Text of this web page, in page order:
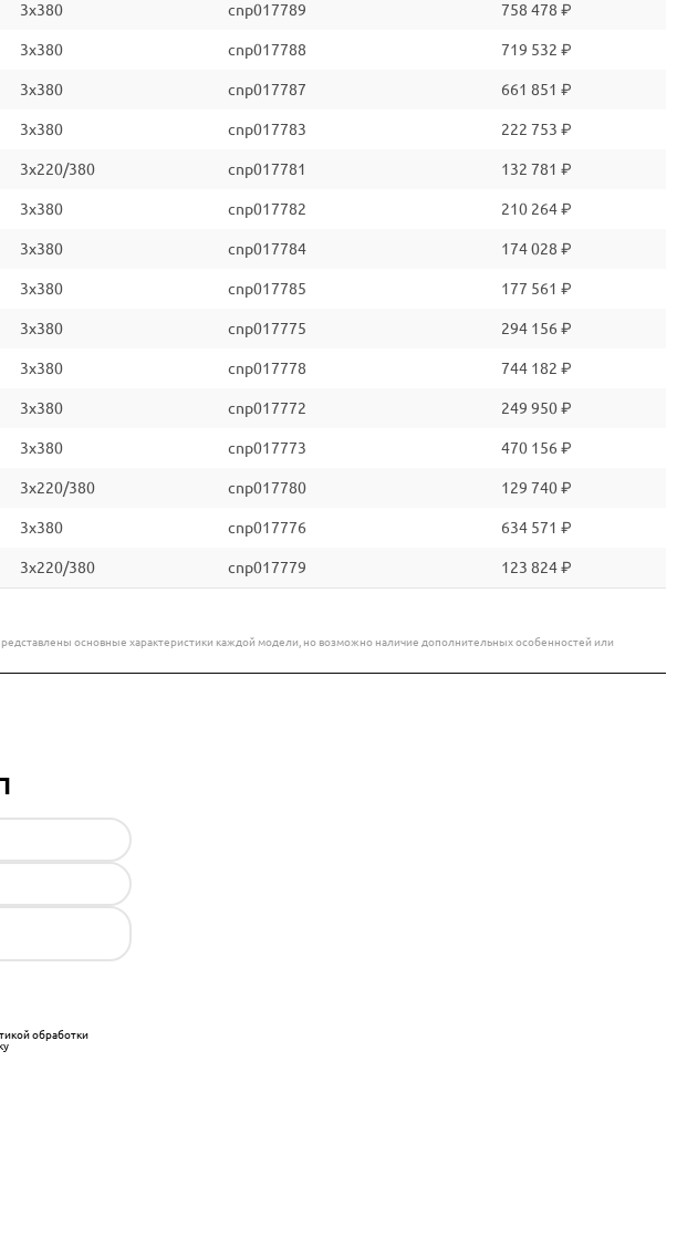
3x380 cnp017789 758 478 ₽
3x380 cnp017788 719 532 ₽
3x380 cnp017787 661 851 ₽
3x380 cnp017783 222 753 ₽
3x220/380 cnp017781 132 781 ₽
3x380 cnp017782 210 264 ₽
3x380 cnp017784 174 028 ₽
3x380 cnp017785 177 561 ₽
3x380 cnp017775 294 156 ₽
3x380 cnp017778 744 182 ₽
3x380 cnp017772 249 950 ₽
3x380 cnp017773 470 156 ₽
3x220/380 cnp017780 129 740 ₽
3x380 cnp017776 634 571 ₽
3x220/380 cnp017779 123 824 ₽
основные характеристики каждой модели, но возможно наличие дополнительных особенностей или
обработки